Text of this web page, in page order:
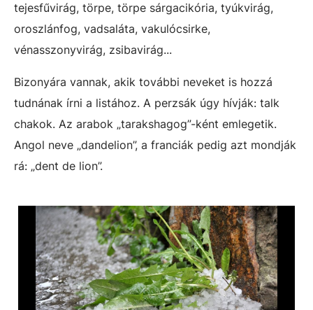
tejesfűvirág, törpe, törpe sárgacikória, tyúkvirág,
oroszlánfog, vadsaláta, vakulócsirke,
vénasszonyvirág, zsibavirág...
Bizonyára vannak, akik további neveket is hozzá
tudnának írni a listához. A perzsák úgy hívják: talk
chakok. Az arabok „tarakshagog”-ként emlegetik.
Angol neve „dandelion”, a franciák pedig azt mondják
rá: „dent de lion”.